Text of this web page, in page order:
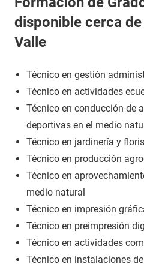
disponible cerca de
Valle
Técnico en gestión
Técnico en actividades
Técnico en conducción de
deportivas en el medio
Técnico en jardinería y
Técnico en producción
Técnico en
medio natural
Técnico en impresión
Técnico en preimpresión
Técnico en actividades
Técnico en instalaciones